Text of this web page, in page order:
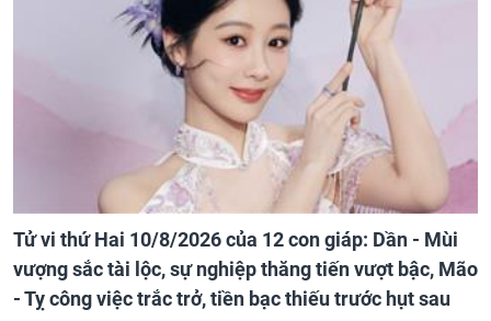
Tử vi thứ Hai 10/8/2026 của 12 con giáp: Dần - Mùi
vượng sắc tài lộc, sự nghiệp thăng tiến vượt bậc, Mão
- Tỵ công việc trắc trở, tiền bạc thiếu trước hụt sau